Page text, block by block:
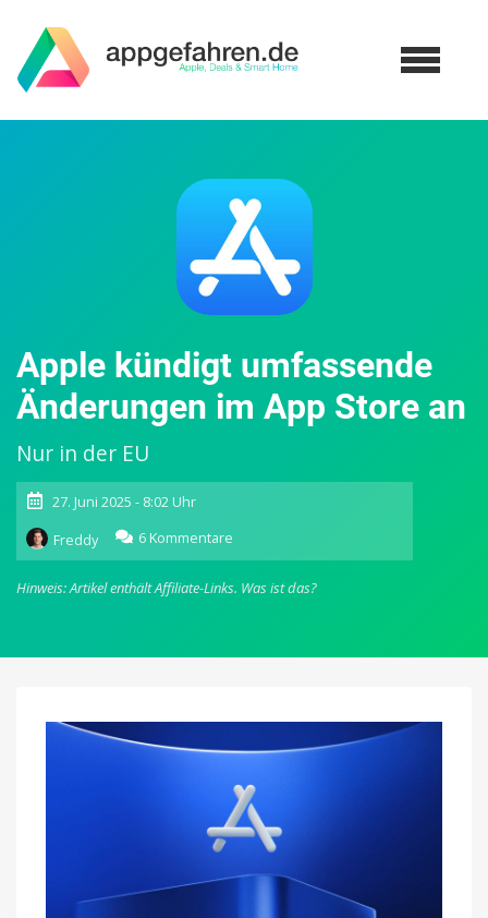
Apple kündigt umfassende
Änderungen im App Store an
Nur in der EU
27. Juni 2025 - 8:02 Uhr
Freddy
6 Kommentare
Apple
umfassende
App
Hinweis: Artikel enthält Affiliate-Links. Was ist das?